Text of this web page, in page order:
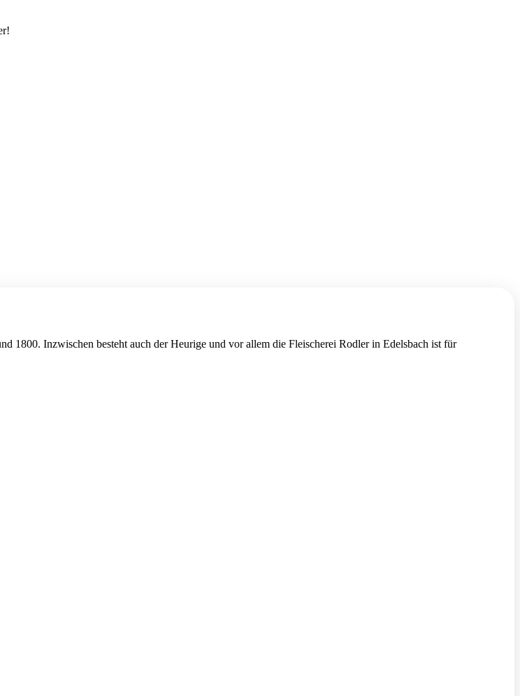
1800. Inzwischen besteht auch der Heurige und vor allem die Fleischerei Rodler in Edelsbach ist für